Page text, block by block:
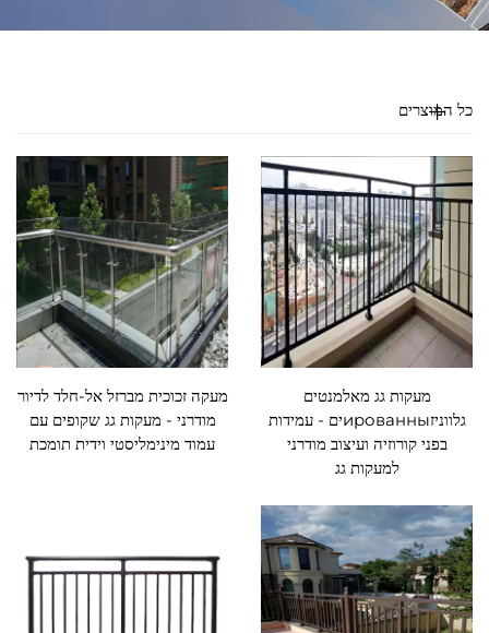
כל המוצרים
מעקות גג מאלמנטים
גלווניזированныים - עמידות
בפני קורוזיה ועיצוב מודרני
למעקות גג
מעקה זכוכית מברזל אל-חלד לדיור
מודרני - מעקות גג שקופים עם
עמוד מינימליסטי וידית תומכת